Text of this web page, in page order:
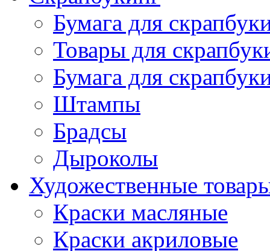
Бумага для
Товары для
Бумага для
Штампы
Брадсы
Дыроколы
Художественные
Краски масляные
Краски акриловые